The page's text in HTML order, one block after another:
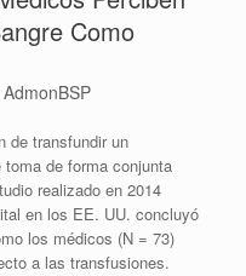
Como
AdmonBSP
de transfundir un
de forma conjunta
realizado en 2014
en los EE. UU. concluyó
los médicos (N = 73)
a las transfusiones.